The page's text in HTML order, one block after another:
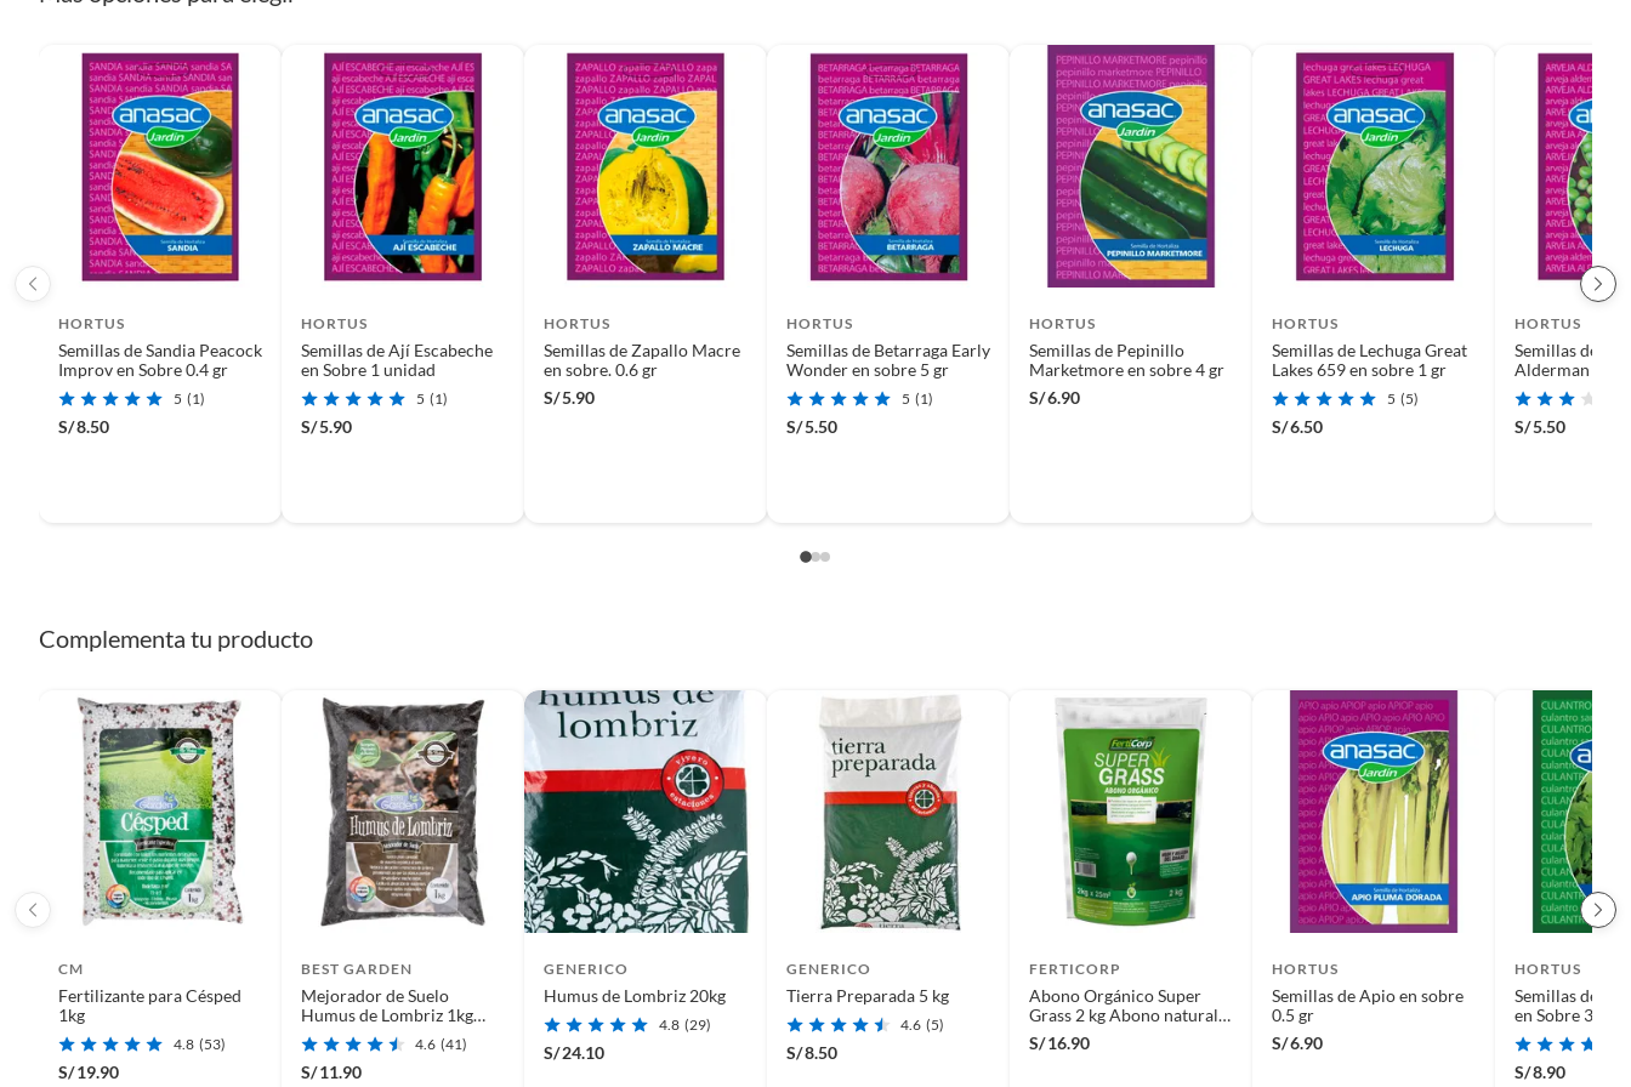
Características
Las Semillas Grass Bermuda Black Jack son ideales para zonas costeras y playas, ya que son altamente resistentes al
pisoteo. Además, su floración se da en otoño, lo que te permitirá disfrutar de un césped verde durante más tiempo. La
marca Hortus te ofrece un producto de alta calidad para que puedas disfrutar de un jardín hermoso y saludable.
Complementa tu compra con productos para tu jardín
Para complementar tu compra, te recomendamos que visites la sección de fertilizante, abono y semillas. Encontrarás
una gran variedad de productos para nutrir tu césped y mantenerlo saludable. También puedes explorar la sección de
grass natural y semillas, donde encontrarás una amplia gama de opciones para crear un jardín único y personalizado.
HORTUS
Semillas de Sandia Peacock
Improv en Sobre 0.4 gr
5 (1)
S/8.50
HORTUS
Semillas de Ají Escabeche
en Sobre 1 unidad
5 (1)
S/5.90
HORTUS
Semillas de Zapallo Macre
en sobre. 0.6 gr
S/5.90
HORTUS
Semillas de Betarraga Early
Wonder en sobre 5 gr
5 (1)
S/5.50
HORTUS
Semillas de Pepinillo
Marketmore en sobre 4 gr
S/6.90
HORTUS
Semillas de Lechuga Great
Lakes 659 en sobre 1 gr
5 (5)
S/6.50
HORTUS
Semillas de
Alderman en
S/5.50
Complementa tu producto
CM
Fertilizante para Césped
1kg
4.8 (53)
S/19.90
BEST GARDEN
Mejorador de Suelo
Humus de Lombriz 1kg
Abono 16 cm21 cm4 cm
4.6 (41)
S/11.90
GENERICO
Humus de Lombriz 20kg
4.8 (29)
S/24.10
GENERICO
Tierra Preparada 5 kg
4.6 (5)
S/8.50
FERTICORP
Abono Orgánico Super
Grass 2 kg Abono natural
con alto contenido de
nitrógeno 21 cm5 cm24
S/16.90
HORTUS
Semillas de Apio en sobre
0.5 gr
S/6.90
HORTUS
Semillas de
en Sobre 3 gr
S/8.90